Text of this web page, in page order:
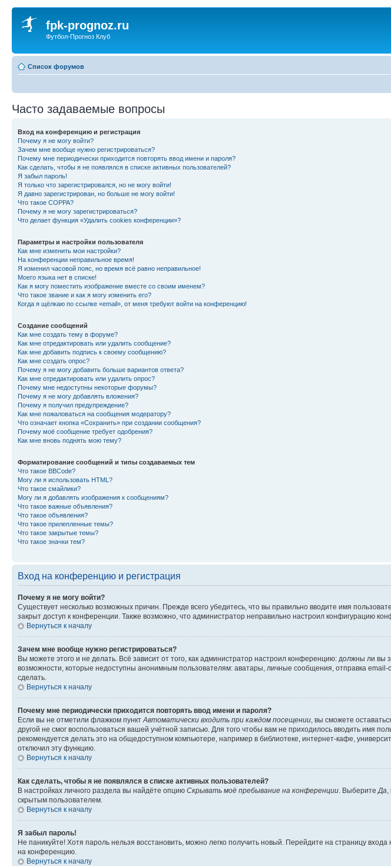
fpk-prognoz.ru
Футбол-Прогноз Клуб
Список форумов
Часто задаваемые вопросы
Вход на конференцию и регистрация
Почему я не могу войти?
Зачем мне вообще нужно регистрироваться?
Почему мне периодически приходится повторять ввод имени и пароля?
Как сделать, чтобы я не появлялся в списке активных пользователей?
Я забыл пароль!
Я только что зарегистрировался, но не могу войти!
Я давно зарегистрирован, но больше не могу войти!
Что такое COPPA?
Почему я не могу зарегистрироваться?
Что делает функция «Удалить cookies конференции»?
Параметры и настройки пользователя
Как мне изменить мои настройки?
На конференции неправильное время!
Я изменил часовой пояс, но время всё равно неправильное!
Моего языка нет в списке!
Как я могу поместить изображение вместе со своим именем?
Что такое звание и как я могу изменить его?
Когда я щёлкаю по ссылке «email», от меня требуют войти на конференцию!
Создание сообщений
Как мне создать тему в форуме?
Как мне отредактировать или удалить сообщение?
Как мне добавить подпись к своему сообщению?
Как мне создать опрос?
Почему я не могу добавить больше вариантов ответа?
Как мне отредактировать или удалить опрос?
Почему мне недоступны некоторые форумы?
Почему я не могу добавлять вложения?
Почему я получил предупреждение?
Как мне пожаловаться на сообщения модератору?
Что означает кнопка «Сохранить» при создании сообщения?
Почему моё сообщение требует одобрения?
Как мне вновь поднять мою тему?
Форматирование сообщений и типы создаваемых тем
Что такое BBCode?
Могу ли я использовать HTML?
Что такое смайлики?
Могу ли я добавлять изображения к сообщениям?
Что такое важные объявления?
Что такое объявления?
Что такое прилепленные темы?
Что такое закрытые темы?
Что такое значки тем?
Вход на конференцию и регистрация
Почему я не могу войти?
Существует несколько возможных причин. Прежде всего убедитесь, что вы правильно вводите имя
закрыт доступ к конференции. Также возможно, что администратор неправильно настроил конфигурацию
Вернуться к началу
Зачем мне вообще нужно регистрироваться?
Вы можете этого и не делать. Всё зависит от того, как администратор настроил конференцию: должны ли
возможности, которые недоступны анонимным пользователям: аватары, личные сообщения, отправка email-
сделать.
Вернуться к началу
Почему мне периодически приходится повторять ввод имени и пароля?
Если вы не отметили флажком пункт Автоматически входить при каждом посещении , вы сможете
другой не смог воспользоваться вашей учётной записью. Для того чтобы вам не приходилось вводить имя
рекомендуется делать это на общедоступном компьютере, например в библиотеке, интернет-кафе,
отключил эту функцию.
Вернуться к началу
Как сделать, чтобы я не появлялся в списке активных пользователей?
В настройках личного раздела вы найдёте опцию Скрывать моё пребывание на конференции . Выберите Да
скрытым пользователем.
Вернуться к началу
Я забыл пароль!
Не паникуйте! Хотя пароль нельзя восстановить, можно легко получить новый. Перейдите на страницу
на конференцию.
Вернуться к началу